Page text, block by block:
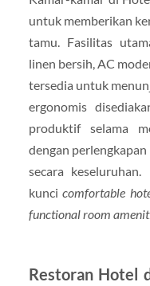
untuk memberikan
tamu. Fasilitas
linen bersih, AC
tersedia untuk
ergonomis
produktif selama
dengan
secara
kuncicomfortable
functional room
Restoran Hotel